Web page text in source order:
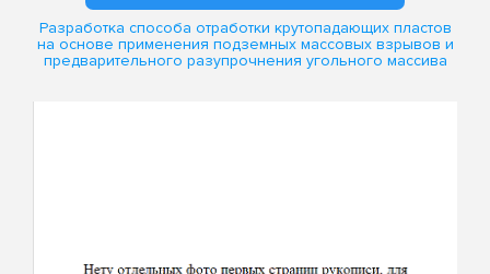
Разработка способа отработки крутопадающих пластов
на основе применения подземных массовых взрывов и
предварительного разупрочнения угольного массива